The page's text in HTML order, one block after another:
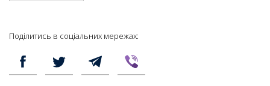
Поділитись в соціальних мережах: